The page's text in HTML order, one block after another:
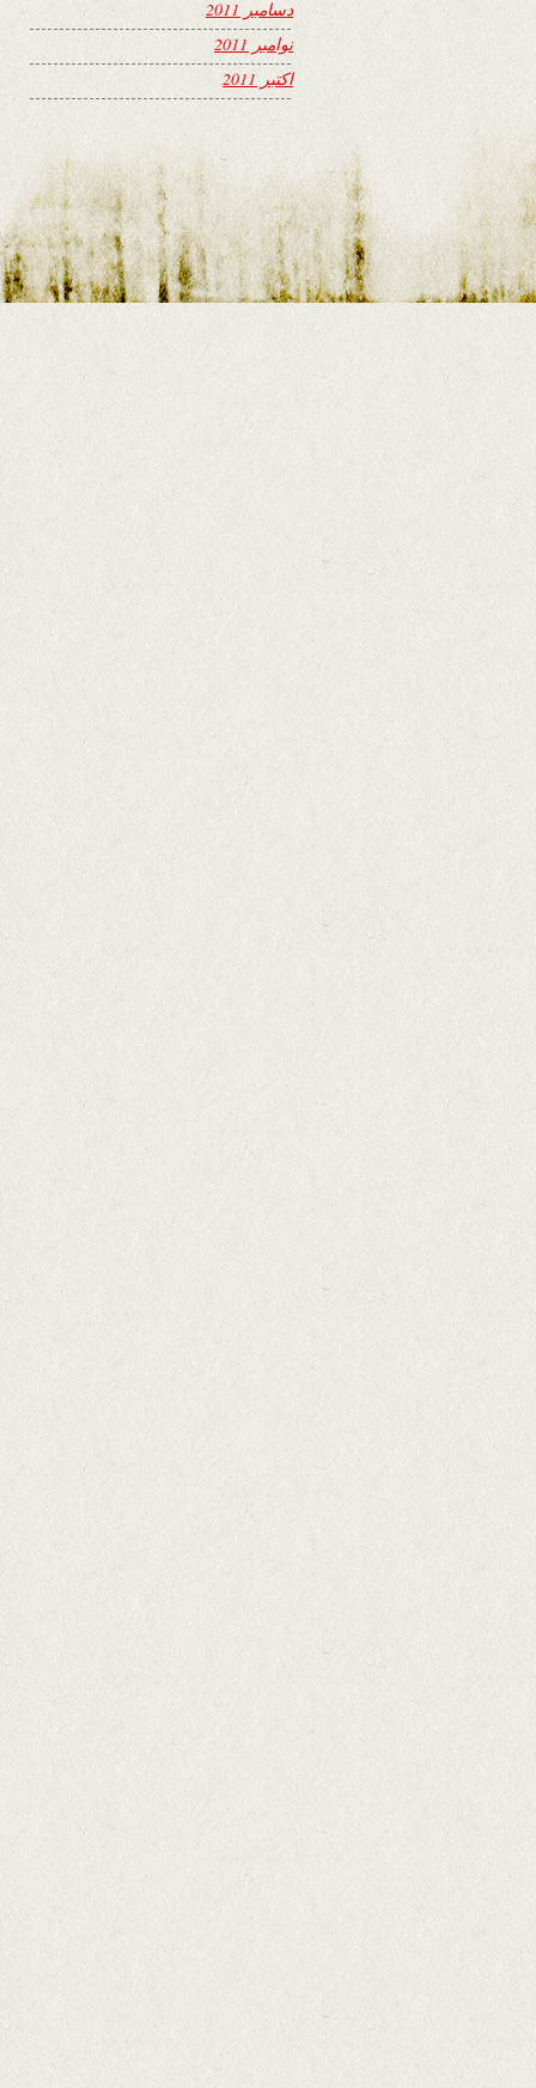
دسامبر 2011
نوامبر 2011
اکتبر 2011